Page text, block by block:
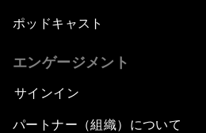
ポッドキャスト
エンゲージメント
サインイン
パートナー（組織）について